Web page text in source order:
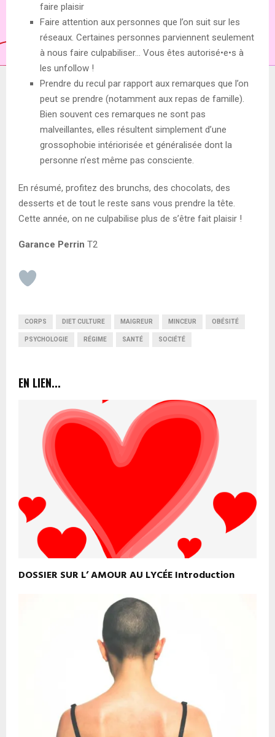
faire plaisir
Faire attention aux personnes que l’on suit sur les
réseaux. Certaines personnes parviennent seulement
à nous faire culpabiliser… Vous êtes autorisé•e•s à
les unfollow !
Prendre du recul par rapport aux remarques que l’on
peut se prendre (notamment aux repas de famille).
Bien souvent ces remarques ne sont pas
malveillantes, elles résultent simplement d’une
grossophobie intériorisée et généralisée dont la
personne n’est même pas consciente.
En résumé, profitez des brunchs, des chocolats, des
desserts et de tout le reste sans vous prendre la tête.
Cette année, on ne culpabilise plus de s’être fait plaisir !
Garance Perrin T2
CORPS DIET CULTURE MAIGREUR MINCEUR OBÉSITÉ
PSYCHOLOGIE RÉGIME SANTÉ SOCIÉTÉ
EN LIEN...
DOSSIER SUR L’ AMOUR AU LYCÉE Introduction